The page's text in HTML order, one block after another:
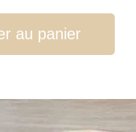
au panier